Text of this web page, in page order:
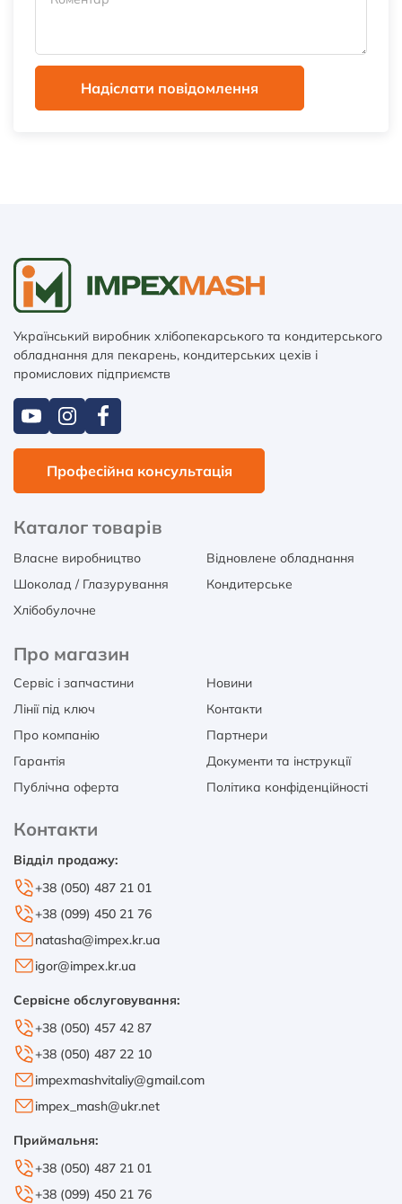
Надіслати повідомлення
Український виробник хлібопекарського та кондитерського
обладнання для пекарень, кондитерських цехів і
промислових підприємств
Професійна консультація
Каталог товарів
Власне виробництво
Відновлене обладнання
Шоколад / Глазурування
Кондитерське
Хлібобулочне
Про магазин
Сервіс і запчастини
Новини
Лінії під ключ
Контакти
Про компанію
Партнери
Гарантія
Документи та інструкції
Публічна оферта
Політика конфіденційності
Контакти
Відділ продажу:
+38 (050) 487 21 01
+38 (099) 450 21 76
natasha@impex.kr.ua
igor@impex.kr.ua
Сервісне обслуговування:
+38 (050) 457 42 87
+38 (050) 487 22 10
impexmashvitaliy@gmail.com
impex_mash@ukr.net
Приймальня:
+38 (050) 487 21 01
+38 (099) 450 21 76